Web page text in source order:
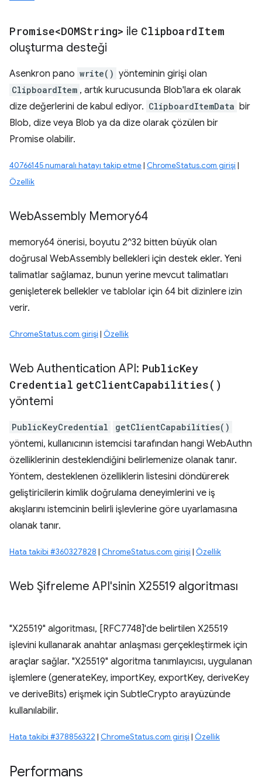
Promise<DOMString> ile ClipboardItem
oluşturma desteği
Asenkron pano write() yönteminin girişi olan
ClipboardItem , artık kurucusunda Blob'lara ek olarak
dize değerlerini de kabul ediyor. ClipboardItemData bir
Blob, dize veya Blob ya da dize olarak çözülen bir
Promise olabilir.
40766145 numaralı hatayı takip etme| ChromeStatus.com girişi |
Özellik
WebAssembly Memory64
memory64 önerisi, boyutu 2^32 bitten büyük olan
doğrusal WebAssembly bellekleri için destek ekler. Yeni
talimatlar sağlamaz, bunun yerine mevcut talimatları
genişleterek bellekler ve tablolar için 64 bit dizinlere izin
verir.
ChromeStatus.com girişi | Özellik
Web Authentication API: PublicKey
Credential getClientCapabilities( )
yöntemi
PublicKeyCredential getClientCapabilities()
yöntemi, kullanıcının istemcisi tarafından hangi WebAuthn
özelliklerinin desteklendiğini belirlemenize olanak tanır.
Yöntem, desteklenen özelliklerin listesini döndürerek
geliştiricilerin kimlik doğrulama deneyimlerini ve iş
akışlarını istemcinin belirli işlevlerine göre uyarlamasına
olanak tanır.
Hata takibi #360327828 | ChromeStatus.com girişi | Özellik
Web Şifreleme API'sinin X25519 algoritması
"X25519" algoritması, [RFC7748]'de belirtilen X25519
işlevini kullanarak anahtar anlaşması gerçekleştirmek için
araçlar sağlar. "X25519" algoritma tanımlayıcısı, uygulanan
işlemlere (generateKey, importKey, exportKey, deriveKey
ve deriveBits) erişmek için SubtleCrypto arayüzünde
kullanılabilir.
Hata takibi #378856322 | ChromeStatus.com girişi | Özellik
Performans